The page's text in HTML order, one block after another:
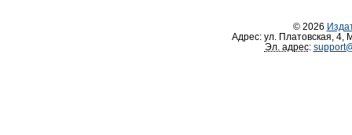
© 2026
Адрес: ул. Платовская, 4
Эл. адрес: